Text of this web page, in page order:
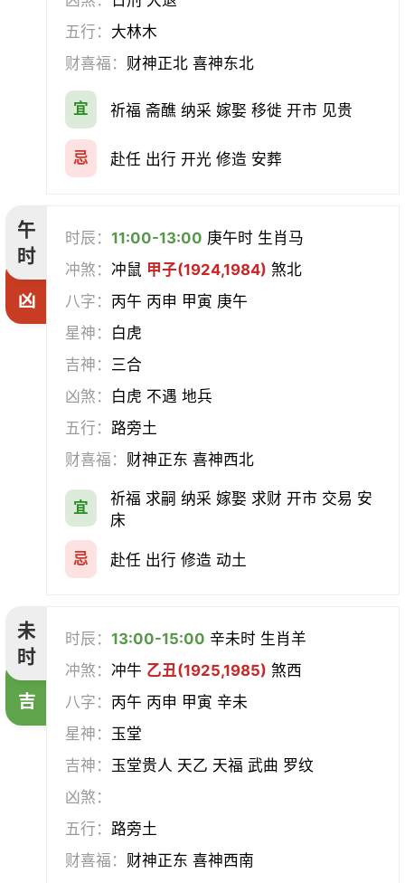
五行： 大林木
财喜福： 财神正北 喜神东北
宜 祈福 斋醮 纳采 嫁娶 移徙 开市 见贵
忌 赴任 出行 开光 修造 安葬
午
时
凶
时辰：11:00-13:00 庚午时 生肖马
冲煞：冲鼠 甲子(1924,1984) 煞北
八字： 丙午 丙申 甲寅 庚午
星神： 白虎
吉神： 三合
凶煞： 白虎 不遇 地兵
五行： 路旁土
财喜福： 财神正东 喜神西北
宜
祈福 求嗣 纳采 嫁娶 求财 开市 交易 安
床
忌 赴任 出行 修造 动土
未
时
吉
时辰：13:00-15:00 辛未时 生肖羊
冲煞：冲牛 乙丑(1925,1985) 煞西
八字： 丙午 丙申 甲寅 辛未
星神： 玉堂
吉神： 玉堂贵人 天乙 天福 武曲 罗纹
凶煞：
五行：路旁土
财喜福： 财神正东 喜神西南